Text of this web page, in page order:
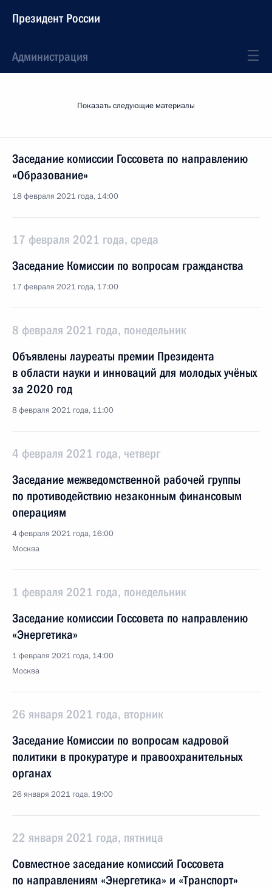
Президент России
Администрация
Показать следующие материалы
Заседание комиссии Госсовета по направлению
«Образование»
18 февраля 2021 года, 14:00
17 февраля 2021 года, среда
Заседание Комиссии по вопросам гражданства
17 февраля 2021 года, 17:00
8 февраля 2021 года, понедельник
Объявлены лауреаты премии Президента
в области науки и инноваций для молодых учёных
за 2020 год
8 февраля 2021 года, 11:00
4 февраля 2021 года, четверг
Заседание межведомственной рабочей группы
по противодействию незаконным финансовым
операциям
4 февраля 2021 года, 16:00
Москва
1 февраля 2021 года, понедельник
Заседание комиссии Госсовета по направлению
«Энергетика»
1 февраля 2021 года, 14:00
Москва
26 января 2021 года, вторник
Заседание Комиссии по вопросам кадровой
политики в прокуратуре и правоохранительных
органах
26 января 2021 года, 19:00
22 января 2021 года, пятница
Совместное заседание комиссий Госсовета
по направлениям «Энергетика» и «Транспорт»